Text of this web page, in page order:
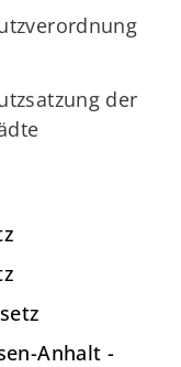
der
Anhalt -